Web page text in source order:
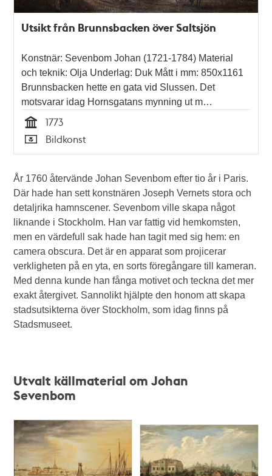
Utsikt från Brunnsbacken över Saltsjön
Konstnär: Sevenbom Johan (1721-1784) Material
och teknik: Olja Underlag: Duk Mått i mm: 850x1161
Brunnsbacken hette en gata vid Slussen. Det
motsvarar idag Hornsgatans mynning ut m…
Tid
1773
Typ
Bildkonst
År 1760 återvände Johan Sevenbom efter tio år i Paris.
Där hade han sett konstnären Joseph Vernets stora och
detaljrika hamnscener. Sevenbom ville skapa något
liknande i Stockholm. Han var fattig vid hemkomsten,
men en värdefull sak hade han tagit med sig hem: en
camera obscura. Det är en apparat som projicerar
verkligheten på en yta, en sorts föregångare till kameran.
Med denna kunde han fånga motivet och teckna det mer
exakt återgivet. Sannolikt hjälpte den honom att skapa
stadsutsikterna över Stockholm, som idag finns på
Stadsmuseet.
Utvalt källmaterial om Johan
Sevenbom